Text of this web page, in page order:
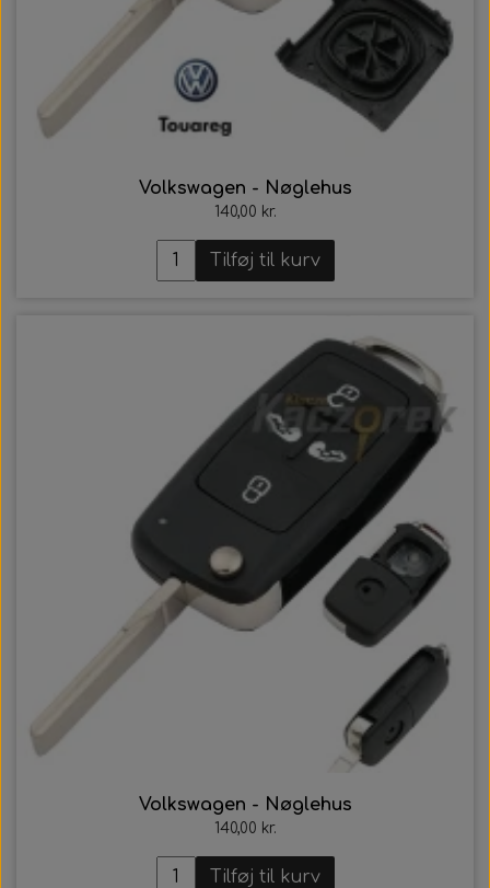
Volkswagen - Nøglehus
140,00 kr.
Tilføj til kurv
Volkswagen - Nøglehus
140,00 kr.
Tilføj til kurv